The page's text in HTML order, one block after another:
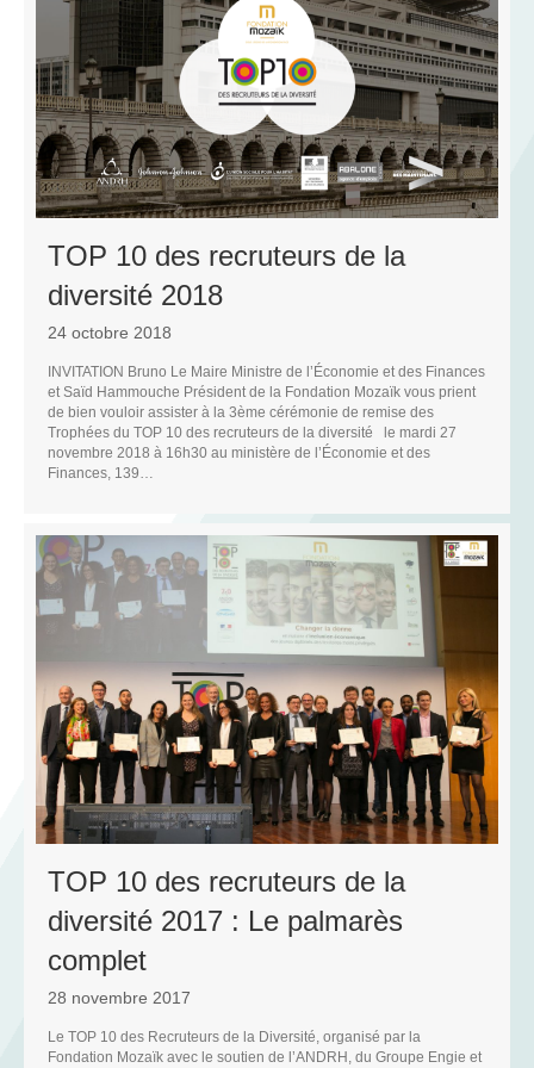
TOP 10 des recruteurs de la
diversité 2018
24 octobre 2018
INVITATION Bruno Le Maire Ministre de l’Économie et des Finances
et Saïd Hammouche Président de la Fondation Mozaïk vous prient
de bien vouloir assister à la 3ème cérémonie de remise des
Trophées du TOP 10 des recruteurs de la diversité le mardi 27
novembre 2018 à 16h30 au ministère de l’Économie et des
Finances, 139…
TOP 10 des recruteurs de la
diversité 2017 : Le palmarès
complet
28 novembre 2017
Le TOP 10 des Recruteurs de la Diversité, organisé par la
Fondation Mozaïk avec le soutien de l’ANDRH, du Groupe Engie et